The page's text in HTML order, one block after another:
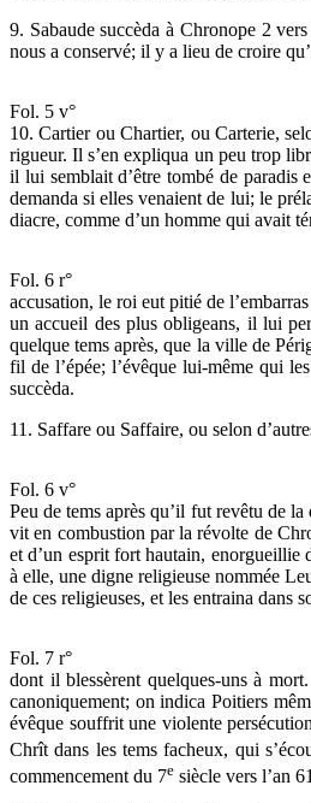
9. Sabaude succèda à Chronope 2
nous a conservé; il y a lieu de croire
Fol. 5 v°
10. Cartier ou Chartier, ou Carterie,
rigueur. Il s’en expliqua un peu trop
il lui semblait d’être tombé de paradis
demanda si elles venaient de lui; le
diacre, comme d’un homme qui avait
Fol. 6 r°
accusation, le roi eut pitié de
un accueil des plus obligeans, il lui
quelque tems après, que la ville de
fil de l’épée; l’évêque lui-même qui
succèda.
11. Saffare ou Saffaire, ou selon
Fol. 6 v°
Peu de tems après qu’il fut revêtu de
vit en combustion par la révolte de
et d’un esprit fort hautain, enorgueillie
à elle, une digne religieuse nommée
de ces religieuses, et les entraina dans
Fol. 7 r°
dont il blessèrent quelques-uns à
canoniquement; on indica Poitiers
évêque souffrit une violente
Chrît dans les tems facheux, qui
commencement du 7e siècle vers l’an